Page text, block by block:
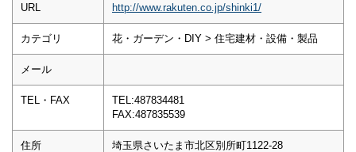
URL http://www.rakuten.co.jp/shinki1/
カテゴリ 花・ガーデン・DIY > 住宅建材・設備・製品
メール
TEL・FAX
TEL:487834481
FAX:487835539
住所 埼玉県さいたま市北区別所町1122-28